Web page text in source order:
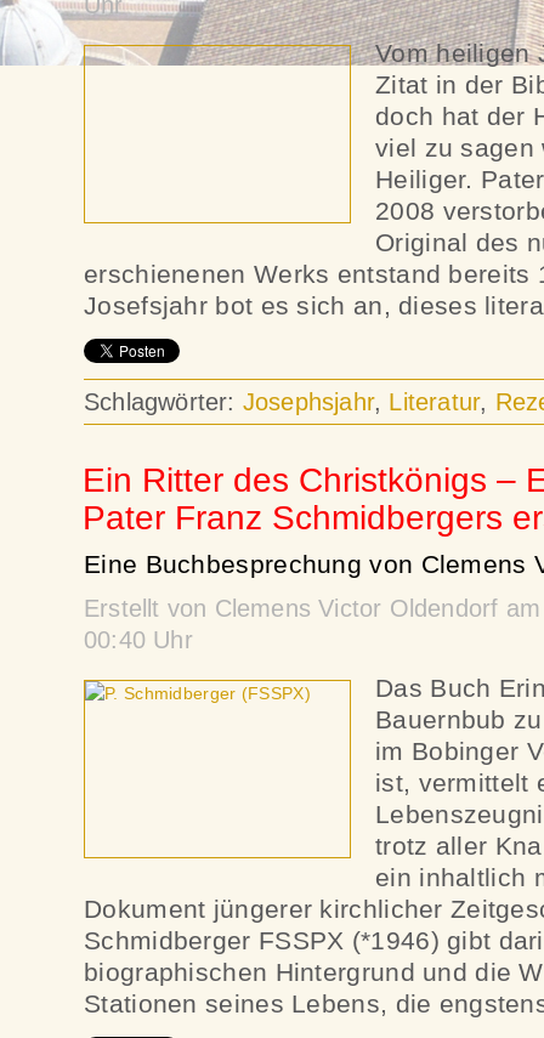
Vom heiligen
Zitat in der
doch hat der
viel zu sagen
Heiliger.
2008
Original des
erschienenen Werks entstand bereits
Josefsjahr bot es sich an, dieses
Schlagwörter: Josephsjahr, Literatur,
Ein Ritter des Christkönigs –
Pater Franz Schmidbergers
Eine Buchbesprechung von Clemens
Erstellt von Clemens Victor Oldendorf
00:40 Uhr
Das Buch
Bauernbub
im Bobinger
ist, vermittelt
trotz aller
ein inhaltlich
Dokument jüngerer kirchlicher
Schmidberger FSSPX (*1946) gibt
biographischen Hintergrund und die
Stationen seines Lebens, die